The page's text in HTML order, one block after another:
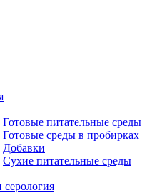
Готовые питательные среды
Готовые среды в пробирках
Добавки
Сухие питательные среды